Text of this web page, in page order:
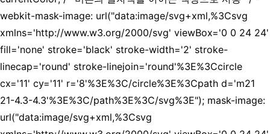
webkit-mask-image: url("data:image/svg+xml,%3Csvg
xmlns='http://www.w3.org/2000/svg' viewBox='0 0 24 24'
fill='none' stroke='black' stroke-width='2' stroke-
linecap='round' stroke-linejoin='round'%3E%3Ccircle
cx='11' cy='11' r='8'%3E%3C/circle%3E%3Cpath d='m21
21-4.3-4.3'%3E%3C/path%3E%3C/svg%3E"); mask-image:
url("data:image/svg+xml,%3Csvg